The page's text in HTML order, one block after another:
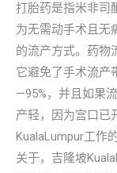
打胎药是指米非司
为无需动手术且无
的流产方式。药物
它避免了手术流产
—95%，并且如果
产轻，因为宫口已
KualaLumpur工作
关于，吉隆坡